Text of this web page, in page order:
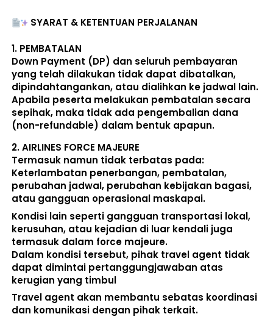
SYARAT & KETENTUAN PERJALANAN
1. PEMBATALAN
Down Payment (DP) dan seluruh pembayaran
yang telah dilakukan tidak dapat dibatalkan,
dipindahtangankan, atau dialihkan ke jadwal lain.
Apabila peserta melakukan pembatalan secara
sepihak, maka tidak ada pengembalian dana
(non-refundable) dalam bentuk apapun.
2. AIRLINES FORCE MAJEURE
Termasuk namun tidak terbatas pada:
Keterlambatan penerbangan, pembatalan,
perubahan jadwal, perubahan kebijakan bagasi,
atau gangguan operasional maskapai.
Kondisi lain seperti gangguan transportasi lokal,
kerusuhan, atau kejadian di luar kendali juga
termasuk dalam force majeure.
Dalam kondisi tersebut, pihak travel agent tidak
dapat dimintai pertanggungjawaban atas
kerugian yang timbul
Travel agent akan membantu sebatas koordinasi
dan komunikasi dengan pihak terkait.